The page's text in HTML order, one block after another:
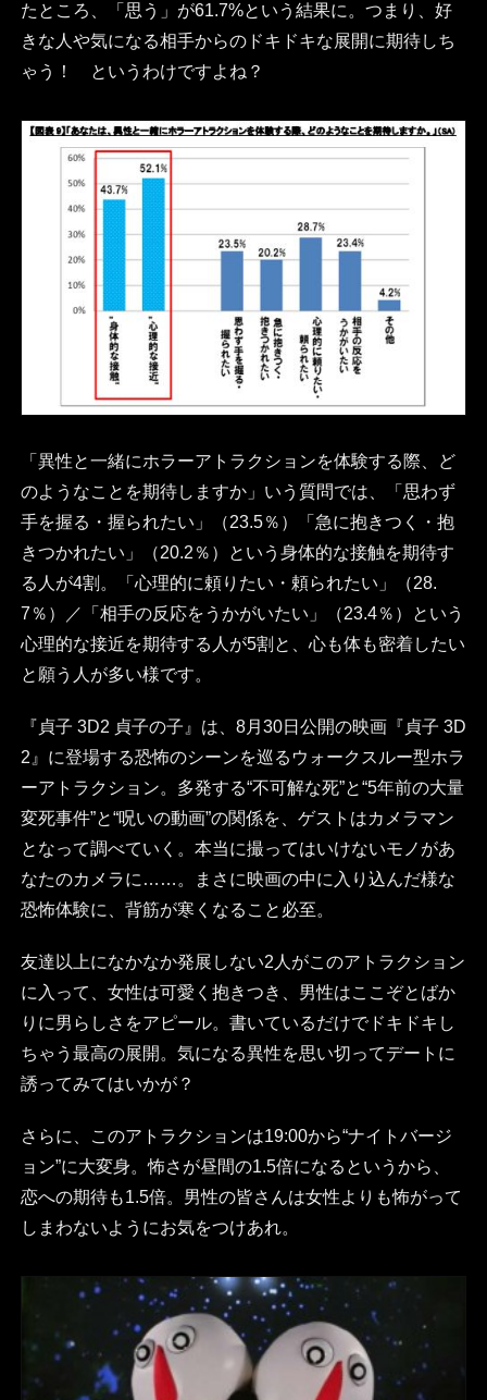
たところ、「思う」が61.7%という結果に。つまり、好
きな人や気になる相手からのドキドキな展開に期待しち
ゃう！ というわけですよね？
「異性と一緒にホラーアトラクションを体験する際、ど
のようなことを期待しますか」いう質問では、「思わず
手を握る・握られたい」（23.5％）「急に抱きつく・抱
きつかれたい」（20.2％）という身体的な接触を期待す
る人が4割。「心理的に頼りたい・頼られたい」（28.
7％）／「相手の反応をうかがいたい」（23.4％）という
心理的な接近を期待する人が5割と、心も体も密着したい
と願う人が多い様です。
『貞子 3D2 貞子の子』は、8月30日公開の映画『貞子 3D
2』に登場する恐怖のシーンを巡るウォークスルー型ホラ
ーアトラクション。多発する“不可解な死”と“5年前の大量
変死事件”と“呪いの動画”の関係を、ゲストはカメラマン
となって調べていく。本当に撮ってはいけないモノがあ
なたのカメラに……。まさに映画の中に入り込んだ様な
恐怖体験に、背筋が寒くなること必至。
友達以上になかなか発展しない2人がこのアトラクション
に入って、女性は可愛く抱きつき、男性はここぞとばか
りに男らしさをアピール。書いているだけでドキドキし
ちゃう最高の展開。気になる異性を思い切ってデートに
誘ってみてはいかが？
さらに、このアトラクションは19:00から“ナイトバージ
ョン”に大変身。怖さが昼間の1.5倍になるというから、
恋への期待も1.5倍。男性の皆さんは女性よりも怖がって
しまわないようにお気をつけあれ。